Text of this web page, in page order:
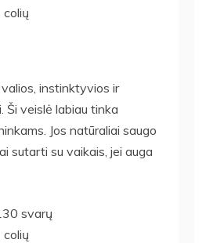
colių
instinktyvios ir
Ši veislė labiau tinka
Jos natūraliai saugo
sutarti su vaikais, jei auga
svarų
colių